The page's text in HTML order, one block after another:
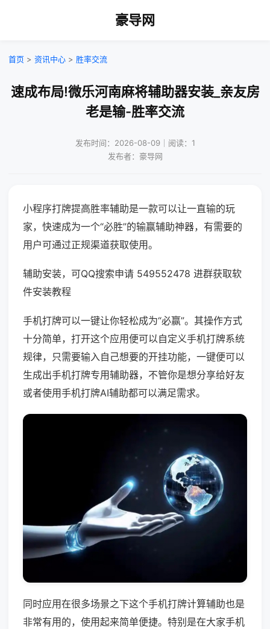
豪导网
首页 > 资讯中心 > 胜率交流
速成布局!微乐河南麻将辅助器安装_亲友房
老是输-胜率交流
发布时间：2026-08-09｜阅读：1
发布者：豪导网
小程序打牌提高胜率辅助是一款可以让一直输的玩
家，快速成为一个“必胜”的输赢辅助神器，有需要的
用户可通过正规渠道获取使用。
辅助安装，可QQ搜索申请 549552478 进群获取软
件安装教程
手机打牌可以一键让你轻松成为“必赢”。其操作方式
十分简单，打开这个应用便可以自定义手机打牌系统
规律，只需要输入自己想要的开挂功能，一键便可以
生成出手机打牌专用辅助器，不管你是想分享给好友
或者使用手机打牌AI辅助都可以满足需求。
同时应用在很多场景之下这个手机打牌计算辅助也是
非常有用的，使用起来简单便捷。特别是在大家手机